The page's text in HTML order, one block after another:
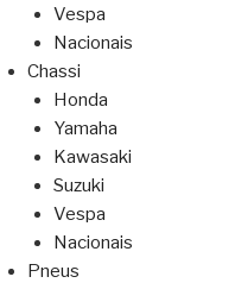
Vespa
Nacionais
Chassi
Honda
Yamaha
Kawasaki
Suzuki
Vespa
Nacionais
Pneus